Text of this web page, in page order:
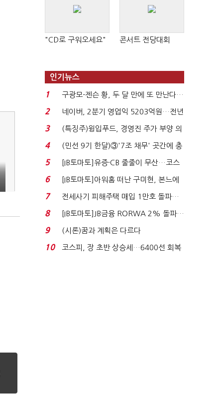
"CD로 구워오세요" 콘서트 전당대회
인기뉴스
1
구광모-젠슨 황, 두 달 만에 또 만난다…
로봇·AI 등 논...
2
네이버, 2분기 영업익 5203억원…전년
비 0.2% 감소...
3
(특징주)윙입푸드, 경영진 주가 부양 의
지에 상한가...
4
(민선 9기 한달)③'7조 채무' 곳간에 충
격…추미애, 20년...
5
[IB토마토]유증·CB 줄줄이 무산…코스
닥 벌점 급증에 ...
6
[IB토마토]아워홈 떠난 구미현, 본느에
340억 베팅…가...
7
전세사기 피해주택 매입 1만호 돌파…
누적 피해자 4만2...
8
[IB토마토]JB금융 RORWA 2% 돌파…
실적 견인은 은행 ...
9 (시론)꿈과 계획은 다르다
10
코스피, 장 초반 상승세…6400선 회복